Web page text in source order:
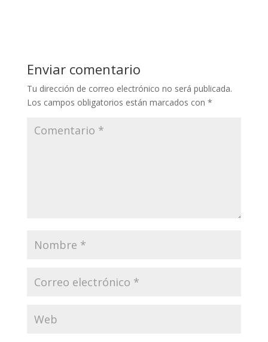
Enviar comentario
Tu dirección de correo electrónico no será publicada.
Los campos obligatorios están marcados con *